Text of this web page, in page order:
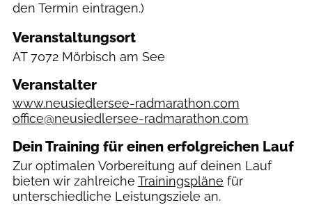
den Termin eintragen.)
Veranstaltungsort
AT7072 Mörbisch am See
Veranstalter
www.neusiedlersee-radmarathon.com
office@neusiedlersee-radmarathon.com
Dein Training für einen erfolgreichen Lauf
Zur optimalen Vorbereitung auf deinen Lauf
bieten wir zahlreiche Trainingspläne für
unterschiedliche Leistungsziele an.